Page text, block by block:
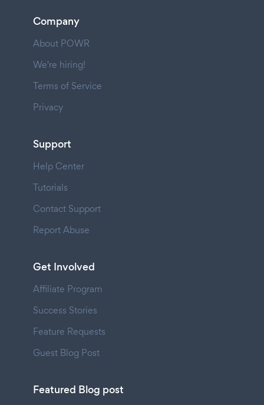
Company
About POWR
We're hiring!
Terms of Service
Privacy
Support
Help Center
Tutorials
Contact Support
Report Abuse
Get Involved
Affiliate Program
Success Stories
Feature Requests
Guest Blog Post
Featured Blog post